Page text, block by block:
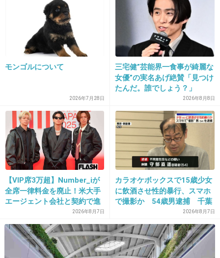
2013/09/11(水) 15:36:34
旦那もノリノリじゃないかｗｗｗ
+78
30. 匿名2013/09/11(水) 15:37:23
15さん、川越さんは料理人ではありませんよ。
+17 -6
2013/09/11(水) 15:37:25
こないだモー娘。トピで過去の写真見たら、圭
ちゃんが思ったよりブサイクだったwww
モンゴルについて
2026年7月28日
三宅健”芸能界一食事が綺麗な
女優”の実名あげ絶賛「見つけ
たんだ。誰でしょう？」
2026年8月8日
【VIP席3万超】Number_iが
全席一律料金を廃止！米大手
エージェント会社と契約で進
2026年8月7日
カラオケボックスで15歳少女
に飲酒させ性的暴行、スマホ
で撮影か 54歳男逮捕 千葉
2026年8月7日